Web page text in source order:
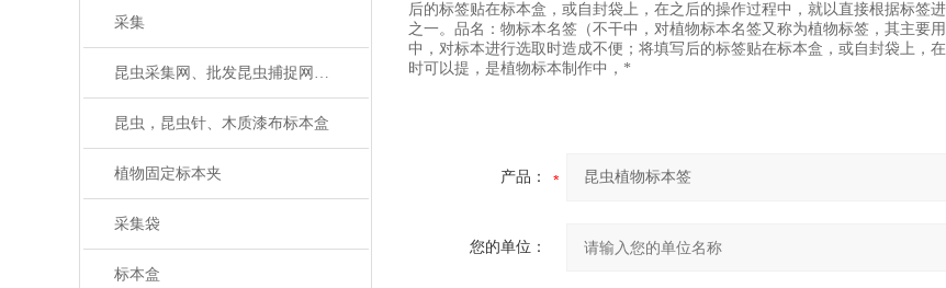
采集
昆虫采集网、批发昆虫捕捉网、捕虫网
昆虫，昆虫针、木质漆布标本盒
植物固定标本夹
采集袋
标本盒
后的标签贴在标本盒，或自封袋上，在之后的操作过程中，就以直接根据标签
之一。品名：物标本名签（不干中，对植物标本名签又称为植物标签，其主要
中，对标本进行选取时造成不便；将填写后的标签贴在标本盒，或自封袋上，
时可以提，是植物标本制作中，*
产品：
您的单位：